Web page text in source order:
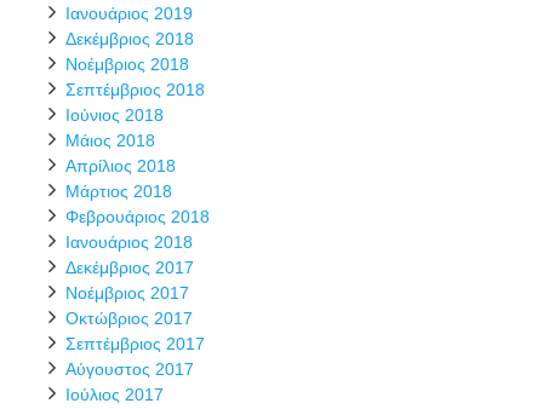
Ιανουάριος 2019
Δεκέμβριος 2018
Νοέμβριος 2018
Σεπτέμβριος 2018
Ιούνιος 2018
Μάιος 2018
Απρίλιος 2018
Μάρτιος 2018
Φεβρουάριος 2018
Ιανουάριος 2018
Δεκέμβριος 2017
Νοέμβριος 2017
Οκτώβριος 2017
Σεπτέμβριος 2017
Αύγουστος 2017
Ιούλιος 2017